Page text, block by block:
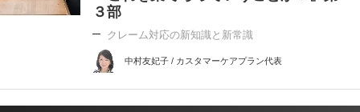
３部
クレーム対応の新知識と新常識
中村友妃子 / カスタマーケアプラン代表